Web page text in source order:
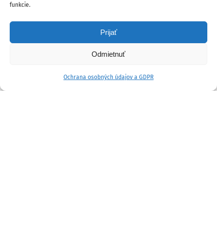
funkcie.
Prijať
Odmietnuť
Ochrana osobných údajov a GDPR